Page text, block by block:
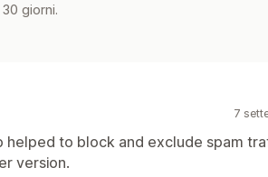
giorni.
7
helped to block and exclude spam
version.